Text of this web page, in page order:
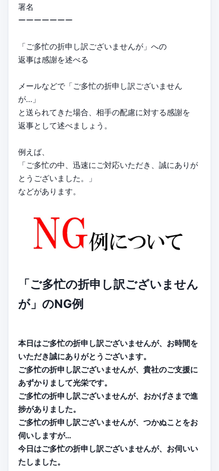
署名
ーーーーーーー
「ご多忙の折申し訳ございませんが」への
返事は感謝を述べる
メールなどで「ご多忙の折申し訳ございません
が…」
と送られてきた場合、相手の配慮に対する感謝を
返事として述べましょう。
例えば、
「ご多忙の中、迅速にご対応いただき、誠にありが
とうございました。」
などがあります。
「ご多忙の折申し訳ございません
が」のNG例
本日はご多忙の折申し訳ございませんが、お時間を
いただき誠にありがとうございます。
ご多忙の折申し訳ございませんが、貴社のご支援に
あずかりまして光栄です。
ご多忙の折申し訳ございませんが、おかげさまで進
捗がありました。
ご多忙の折申し訳ございませんが、つかぬことをお
伺いしますが…
今日はご多忙の折申し訳ございませんが、お伺いい
たしました。